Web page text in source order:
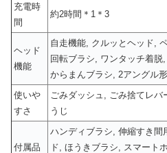
充電時
間
約2時間＊1＊3
ヘッド
機能
自走機能, クルッとヘッド,
回転ブラシ, ワンタッチ着脱
からまんブラシ, 2アングル
使いや
すさ
ごみダッシュ, ごみ捨てレ
うじ
付属品
ハンディブラシ, 伸縮すき間
ド, ほうきブラシ, スマート